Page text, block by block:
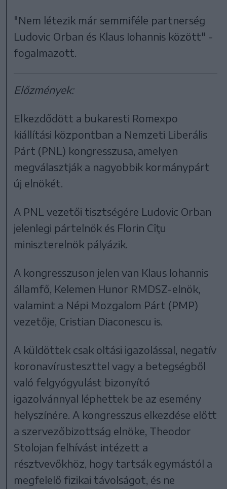
"Nem létezik már semmiféle partnerség
Ludovic Orban és Klaus Iohannis között" -
fogalmazott.
Előzmények:
Elkezdődött a bukaresti Romexpo
kiállítási központban a Nemzeti Liberális
Párt (PNL) kongresszusa, amelyen
megválasztják a nagyobbik kormánypárt
új elnökét.
A PNL vezetői tisztségére Ludovic Orban
jelenlegi pártelnök és Florin Cîţu
miniszterelnök pályázik.
A kongresszuson jelen van Klaus Iohannis
államfő, Kelemen Hunor RMDSZ-elnök,
valamint a Népi Mozgalom Párt (PMP)
vezetője, Cristian Diaconescu is.
A küldöttek csak oltási igazolással, negatív
koronavírusteszttel vagy a betegségből
való felgyógyulást bizonyító
igazolvánnyal léphettek be az esemény
helyszínére. A kongresszus elkezdése előtt
a szervezőbizottság elnöke, Theodor
Stolojan felhívást intézett a
résztvevőkhöz, hogy tartsák egymástól a
megfelelő fizikai távolságot, és ne